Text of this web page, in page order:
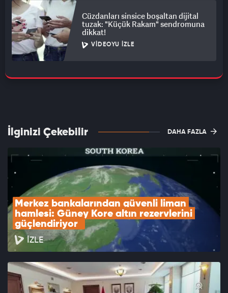
Cüzdanları sinsice boşaltan dijital
tuzak: "Küçük Rakam" sendromuna
dikkat!
VIDEOYU İZLE
İlginizi Çekebilir DAHA FAZLA
Merkez bankalarından güvenli liman
hamlesi: Güney Kore altın rezervlerini
güçlendiriyor
İZLE